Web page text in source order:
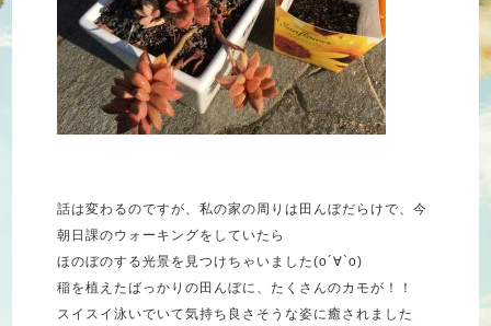
話は変わるのですが、私の家の周りは田んぼだらけで、今
朝日課のウォーキングをしていたら
ほのぼのする光景を見つけちゃいました(о´∀`о)
稲を植えたばっかりの田んぼに、たくさんのカモが！！
スイスイ泳いでいて気持ち良さそうな姿に癒されました